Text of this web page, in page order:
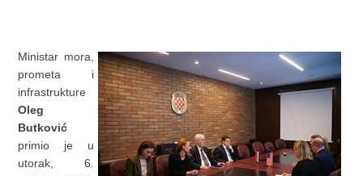
Ministar mora,
prometa i
infrastrukture
Oleg
Butković
primio je u
utorak, 6.